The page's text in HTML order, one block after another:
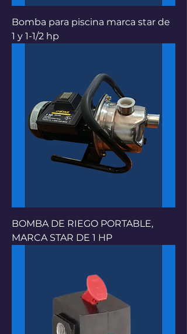
Bomba para piscina marca star de
1 y 1-1/2 hp
BOMBA DE RIEGO PORTABLE,
MARCA STAR DE 1 HP